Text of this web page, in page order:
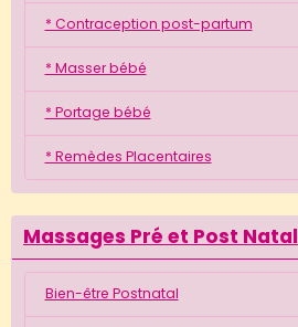
* Contraception post-partum
* Masser bébé
* Portage bébé
* Remèdes Placentaires
Massages Pré et Post Natal
Bien-être Postnatal